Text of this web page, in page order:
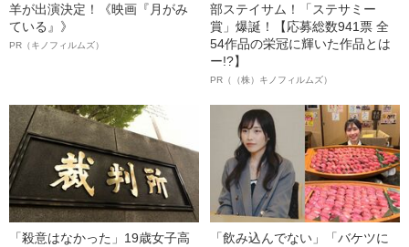
羊が出演決定！《映画『月がみ
ている』》
PR（キノフィルムズ）
部ステイサム！「ステサミー
賞」爆誕！【応募総数941票 全
54作品の栄冠に輝いた作品とは
ー!?】
PR（（株）キノフィルムズ）
「殺意はなかった」19歳女子高
「飲み込んでない」「バケツに